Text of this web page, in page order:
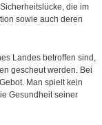
die im
sowie auch deren
Landes betroffen sind,
gescheut werden. Bei
Man spielt kein
Gesundheit seiner